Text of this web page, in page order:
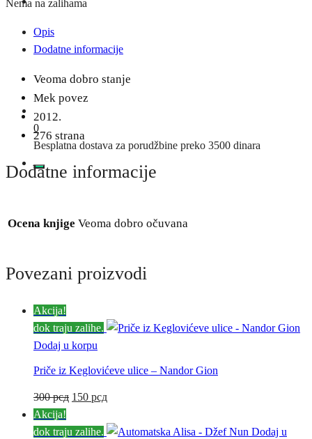
0
Besplatna dostava za porudžbine preko 3500 dinara
Nema na zalihama
Opis
Dodatne informacije
Veoma dobro stanje
Mek povez
2012.
276 strana
Dodatne informacije
Ocena knjige Veoma dobro očuvana
Povezani proizvodi
Akcija!
dok traju zalihe.
Dodaj u korpu
Priče iz Keglovićeve ulice – Nandor Gion
300рсд Originalna
je
150 рсдTrenutna
je:
Akcija!
dok traju zalihe.
Dodaj u